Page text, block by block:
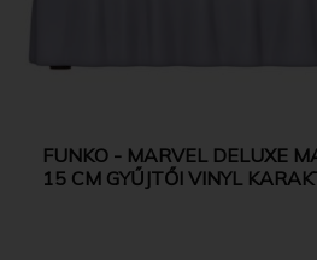
FUNKO - MARVEL DELUXE
15 CM GYŰJTŐI VINYL